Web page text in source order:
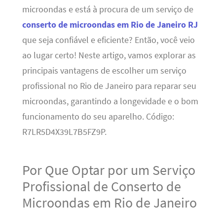
microondas e está à procura de um serviço de
conserto de microondas em Rio de Janeiro RJ
que seja confiável e eficiente? Então, você veio
ao lugar certo! Neste artigo, vamos explorar as
principais vantagens de escolher um serviço
profissional no Rio de Janeiro para reparar seu
microondas, garantindo a longevidade e o bom
funcionamento do seu aparelho. Código:
R7LR5D4X39L7B5FZ9P.
Por Que Optar por um Serviço
Profissional de Conserto de
Microondas em Rio de Janeiro